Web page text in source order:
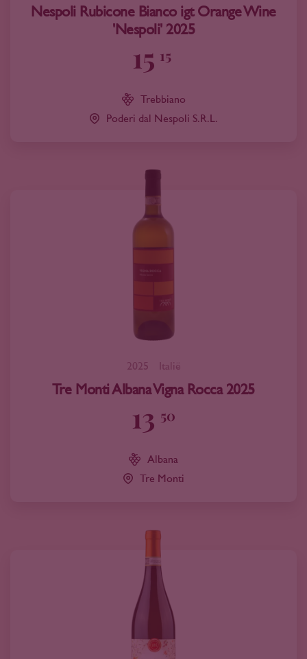
Nespoli Rubicone Bianco igt Orange Wine
'Nespoli' 2025
15 15
Trebbiano
Poderi dal Nespoli S.R.L.
2025 Italië
Tre Monti Albana Vigna Rocca 2025
13 50
Albana
Tre Monti